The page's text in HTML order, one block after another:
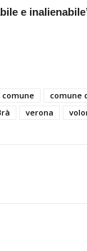
e
comune comune
verona